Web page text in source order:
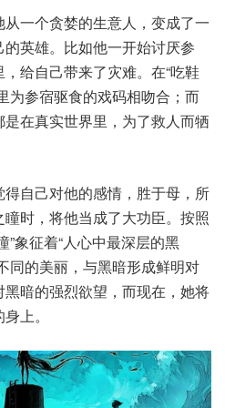
一个贪婪的生意人，变成了一
英雄。比如他一开始讨厌参
给自己带来了灾难。在“吃鞋
为参宿驱食的戏码相吻合；而
在真实世界里，为了救人而牺
自己对他的感情，胜于母，所
时，将他当成了大功臣。按照
”象征着“人心中最深层的黑
同的美丽，与黑暗形成鲜明对
暗的强烈欲望，而现在，她将
上。